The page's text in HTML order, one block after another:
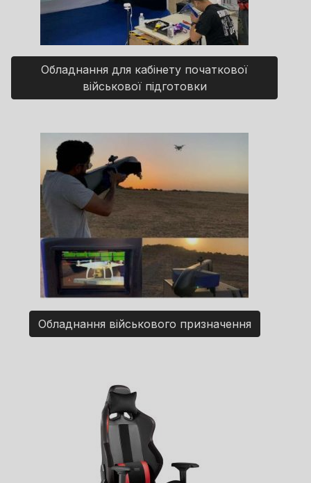
Обладнання для кабінету початкової
військової підготовки
Обладнання військового призначення